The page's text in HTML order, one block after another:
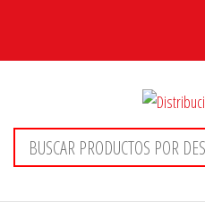
Distribucion Masiva